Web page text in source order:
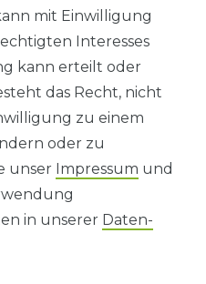
mit Einwilligung
Interesses
kann erteilt oder
das Recht, nicht
zu einem
oder zu
unser Impressum und
in unserer Daten­